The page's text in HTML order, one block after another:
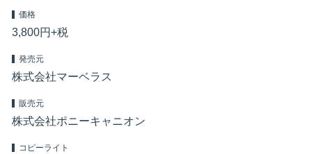
価格
3,800円+税
発売元
株式会社マーベラス
販売元
株式会社ポニーキャニオン
コピーライト